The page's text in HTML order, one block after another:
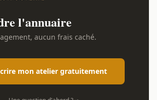
l'annuaire
aucun frais caché.
mon atelier gratuitement